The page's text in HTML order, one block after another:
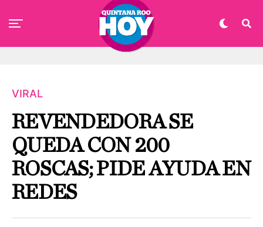
VIRAL
REVENDEDORA SE
QUEDA CON 200
ROSCAS; PIDE AYUDA EN
REDES